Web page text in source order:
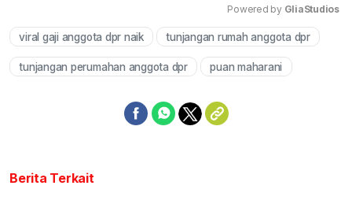
Mute
Powered by GliaStudios
viral gaji anggota dpr naik tunjangan rumah anggota dpr
tunjangan perumahan anggota dpr puan maharani
Berita Terkait